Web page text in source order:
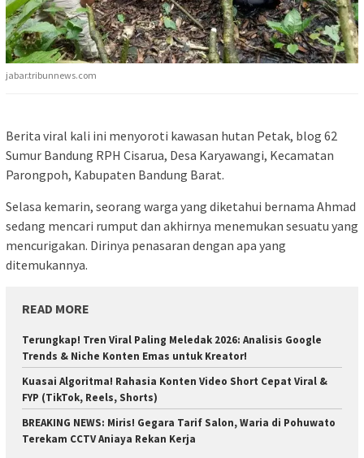
jabar.tribunnews.com
Berita viral kali ini menyoroti kawasan hutan Petak, blog 62
Sumur Bandung RPH Cisarua, Desa Karyawangi, Kecamatan
Parongpoh, Kabupaten Bandung Barat.
Selasa kemarin, seorang warga yang diketahui bernama Ahmad
sedang mencari rumput dan akhirnya menemukan sesuatu yang
mencurigakan. Dirinya penasaran dengan apa yang
ditemukannya.
READ MORE
Terungkap! Tren Viral Paling Meledak 2026: Analisis Google
Trends & Niche Konten Emas untuk Kreator!
Kuasai Algoritma! Rahasia Konten Video Short Cepat Viral &
FYP (TikTok, Reels, Shorts)
BREAKING NEWS: Miris! Gegara Tarif Salon, Waria di Pohuwato
Terekam CCTV Aniaya Rekan Kerja